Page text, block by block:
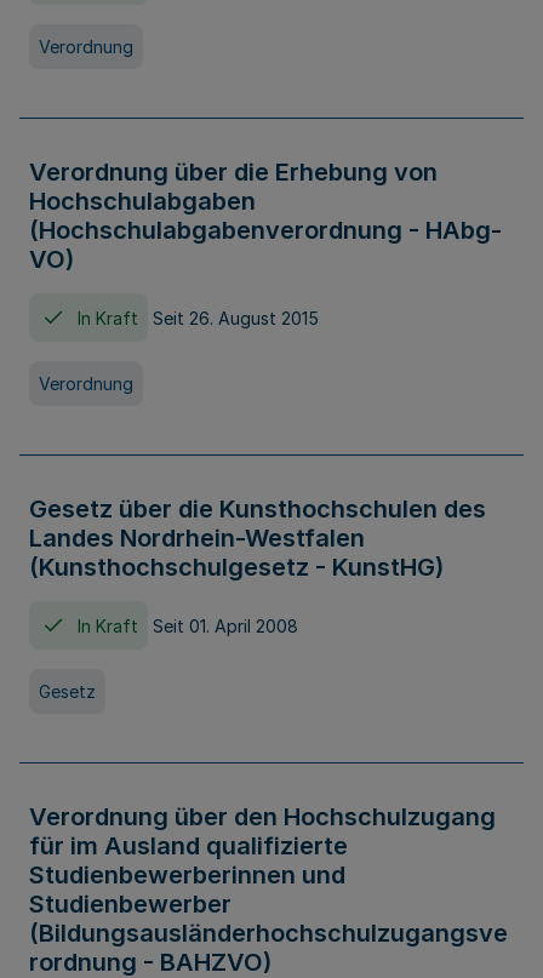
Verordnung
Verordnung über die Erhebung von
Hochschulabgaben
(Hochschulabgabenverordnung - HAbg-
VO)
In Kraft Seit 26. August 2015
Verordnung
Gesetz über die Kunsthochschulen des
Landes Nordrhein-Westfalen
(Kunsthochschulgesetz - KunstHG)
In Kraft Seit 01. April 2008
Gesetz
Verordnung über den Hochschulzugang
für im Ausland qualifizierte
Studienbewerberinnen und
Studienbewerber
(Bildungsausländerhochschulzugangsve
rordnung - BAHZVO)